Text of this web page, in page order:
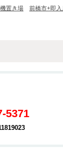
置き場 前橋市+即
5371